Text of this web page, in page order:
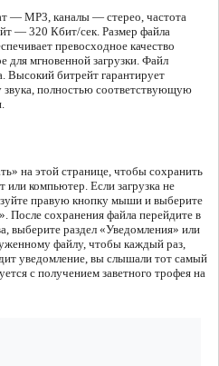
— MP3, каналы — стерео, частота
— 320 Кбит/сек. Размер файла
превосходное качество
для мгновенной загрузки. Файл
Высокий битрейт гарантирует
полностью соответствующую
на этой странице, чтобы сохранить
компьютер. Если загрузка не
правую кнопку мыши и выберите
После сохранения файла перейдите в
выберите раздел «Уведомления» или
файлу, чтобы каждый раз,
уведомление, вы слышали тот самый
с получением заветного трофея на